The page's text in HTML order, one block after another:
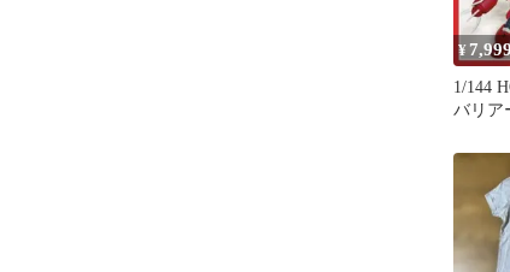
¥
1/144
バリア